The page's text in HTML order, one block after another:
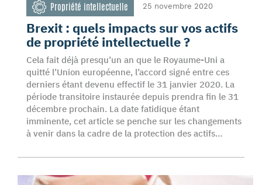
Propriété intellectuelle 25 novembre 2020
Brexit : quels impacts sur vos actifs
de propriété intellectuelle ?
Cela fait déjà presqu’un an que le Royaume-Uni a
quitté l’Union européenne, l’accord signé entre ces
derniers étant devenu effectif le 31 janvier 2020. La
période transitoire instaurée depuis prendra fin le 31
décembre prochain. La date fatidique étant
imminente, cet article se penche sur les changements
à venir dans la cadre de la protection des actifs…